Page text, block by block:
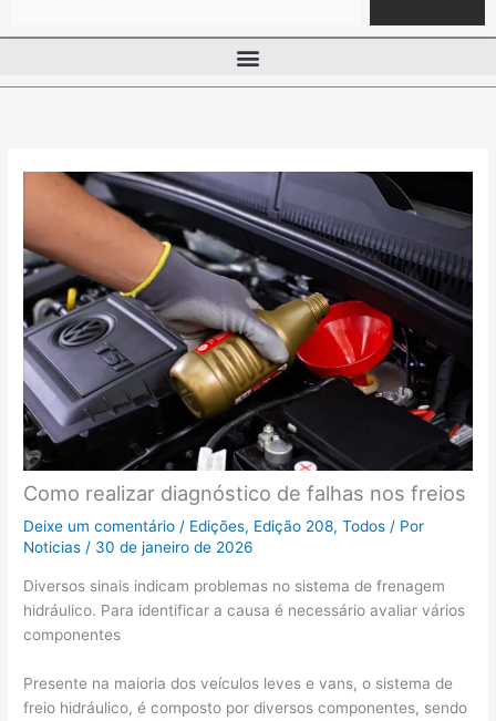
Como realizar diagnóstico de falhas nos freios
Deixe um comentário / Edições, Edição 208,Todos / Por
Noticias / 30 de janeiro de 2026
Diversos sinais indicam problemas no sistema de frenagem
hidráulico. Para identificar a causa é necessário avaliar vários
componentes
Presente na maioria dos veículos leves e vans, o sistema de
freio hidráulico, é composto por diversos componentes, sendo